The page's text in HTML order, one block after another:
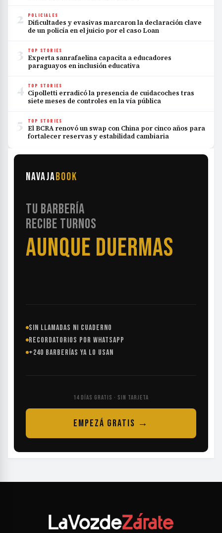
2 POLICIALES
Dificultades y evasivas marcaron la declaración clave
de un policía en el juicio por el caso Loan
3 TOP STORIES
Experta sanrafaelina capacita a educadores
paraguayos en inclusión educativa
4 TOP STORIES
Cipolletti erradicó la presencia de cuidacoches tras
siete meses de controles en la vía pública
5 TOP STORIES
El BCRA renovó un swap con China por cinco años para
fortalecer reservas y estabilidad cambiaria
NAVAJABOOK
TU BARBERÍA
RECIBE TURNOS
AUNQUE DUERMAS
SIN LLAMADAS NI CUADERNO
RECORDATORIOS POR WHATSAPP
+240 BARBERÍAS YA LO USAN
14 DÍAS GRATIS · SIN TARJETA
EMPEZÁ GRATIS →